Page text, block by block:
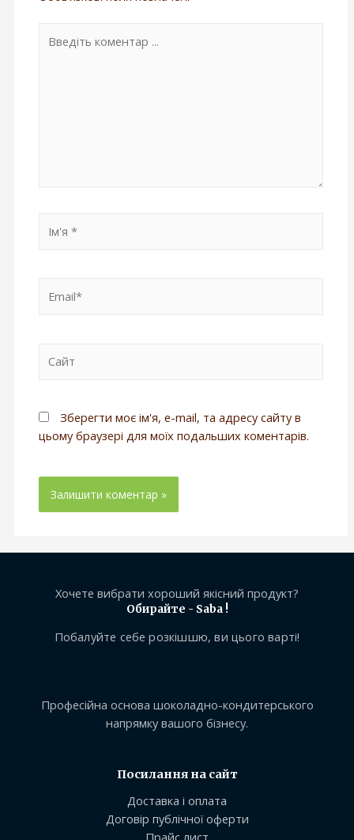
Зберегти моє ім'я, e-mail, та адресу сайту в
цьому браузері для моїх подальших коментарів.
Хочете вибрати хороший якісний продукт?
Обирайте - Saba !
Побалуйте себе розкішшю, ви цього варті!
Професійна основа шоколадно-кондитерського
напрямку вашого бізнесу.
Посилання на сайт
Доставка і оплата
Договір публічної оферти